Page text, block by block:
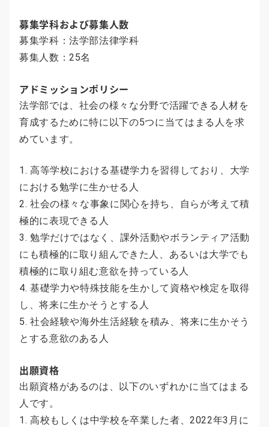
募集学科および募集人数
募集学科：法学部法律学科
募集人数：25名
アドミッションポリシー
法学部では、社会の様々な分野で活躍できる人材を
育成するために特に以下の5つに当てはまる人を求
めています。
1. 高等学校における基礎学力を習得しており、大学
における勉学に生かせる人
2. 社会の様々な事象に関心を持ち、自らが考えて積
極的に表現できる人
3. 勉学だけではなく、課外活動やボランティア活動
にも積極的に取り組んできた人、あるいは大学でも
積極的に取り組む意欲を持っている人
4. 基礎学力や特殊技能を生かして資格や検定を取得
し、将来に生かそうとする人
5. 社会経験や海外生活経験を積み、将来に生かそう
とする意欲のある人
出願資格
出願資格があるのは、以下のいずれかに当てはまる
人です。
1. 高校もしくは中学校を卒業した者、2022年3月に